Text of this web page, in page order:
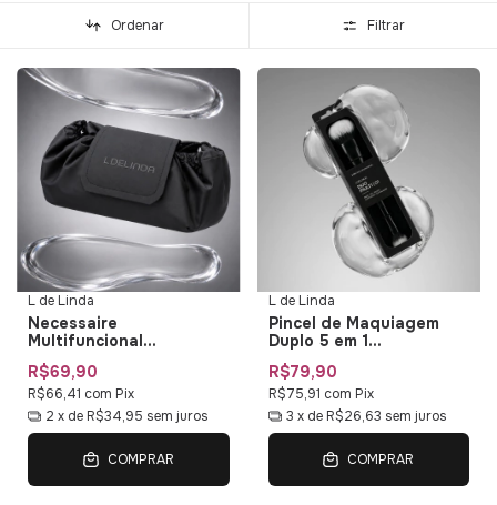
Ordenar Filtrar
L de Linda
Necessaire
Multifuncional
Impermeável L de Linda
— Bolsa de Maquiagem
com Organizadores
R$69,90
R$66,41 com Pix
2 x de R$34,95 sem juros
COMPRAR
L de Linda
Pincel de Maquiagem
Duplo 5 em 1
Multifuncional Duo Multi
01 L de Linda
R$79,90
R$75,91 com Pix
3 x de R$26,63 sem juros
COMPRAR